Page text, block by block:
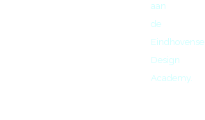
aan
de
Eindhovense
Design
Academy.